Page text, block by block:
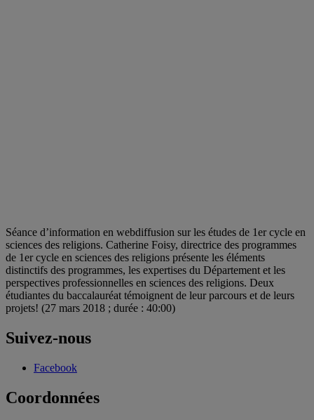
Séance d’information en webdiffusion sur les études de 1er cycle en
sciences des religions. Catherine Foisy, directrice des programmes
de 1er cycle en sciences des religions présente les éléments
distinctifs des programmes, les expertises du Département et les
perspectives professionnelles en sciences des religions. Deux
étudiantes du baccalauréat témoignent de leur parcours et de leurs
projets! (27 mars 2018 ; durée : 40:00)
Suivez-nous
Facebook
Coordonnées